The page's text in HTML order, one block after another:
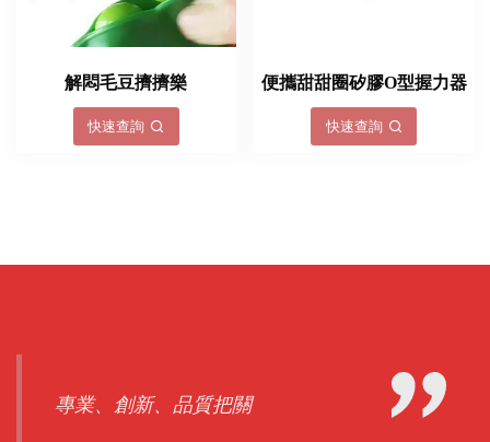
解悶毛豆擠擠樂
快速查詢
便攜甜甜圈矽膠O型握力器
快速查詢
專業、創新、品質把關